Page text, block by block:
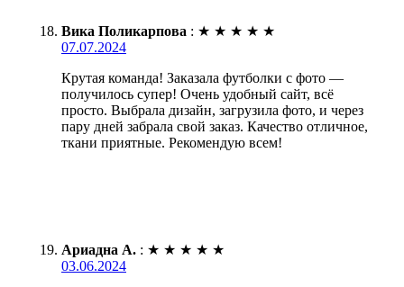
Вика Поликарпова : ★ ★ ★ ★ ★
07.07.2024
Крутая команда! Заказала футболки с фото —
получилось супер! Очень удобный сайт, всё
просто. Выбрала дизайн, загрузила фото, и через
пару дней забрала свой заказ. Качество отличное,
ткани приятные. Рекомендую всем!
Ариадна А. : ★ ★ ★ ★ ★
03.06.2024